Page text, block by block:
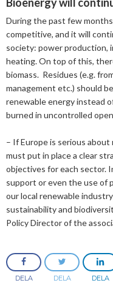
During the past few
competitive, and it will
society: power production,
heating. On top of this,
biomass. Residues (e.g.
management etc.) should
renewable energy instead
burned in uncontrolled
– If Europe is serious
must put in place a clear
objectives for each sector.
support or even the use of
our local renewable
sustainability and
Policy Director of the
DELA DELA DELA